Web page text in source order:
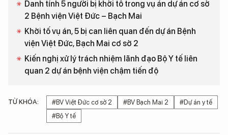
Danh tính 5 người bị khởi tố trong vụ án dự án cơ sở
2 Bệnh viện Việt Đức – Bạch Mai
Khởi tố vụ án, 5 bị can liên quan đến dự án Bệnh
viện Việt Đức, Bạch Mai cơ sở 2
Kiến nghị xử lý trách nhiệm lãnh đạo Bộ Y tế liên
quan 2 dự án bệnh viện chậm tiến độ
TỪ KHÓA: #BV Việt Đức cơ sở 2 #BV Bạch Mai 2
#Dự án y tế
#Bộ Y tế